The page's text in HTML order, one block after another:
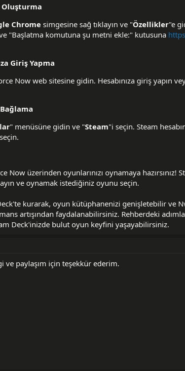
Oluşturma
Chrome simgesine sağ tıklayın ve "Özellikler"e
"Başlatma komutuna şu metni ekle:" kutusuna
Giriş Yapma
Now web sitesine gidin. Hesabınıza giriş yapın
" menüsüne gidin ve "Steam"i seçin. Steam
Now üzerinden oyunlarınızı oynamaya hazırsınız!
ve oynamak istediğiniz oyunu seçin.
kurarak, oyun kütüphanenizi genişletebilir ve
artışından faydalanabilirsiniz. Rehberdeki
Deck'inizde bulut oyun keyfini yaşayabilirsiniz.
ve paylaşım için teşekkür ederim.